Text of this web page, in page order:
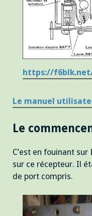
https://
Le manuel
Le
C’est en fouinant
sur ce récepteur. Il
de port compris.